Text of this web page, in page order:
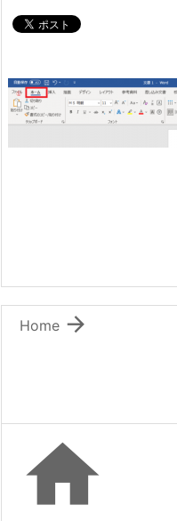

Home
